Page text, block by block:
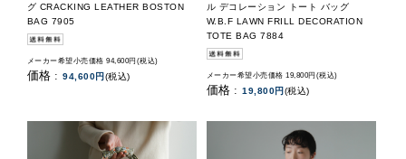
グ CRACKING LEATHER BOSTON
BAG 7905
メーカー希望小売価格 94,600円(税込)
価格 : 94,600円(税込)
ル デコレーション トート バッグ
W.B.F LAWN FRILL DECORATION
TOTE BAG 7884
メーカー希望小売価格 19,800円(税込)
価格 : 19,800円(税込)